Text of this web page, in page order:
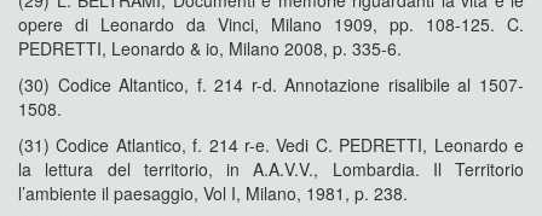
opere di Leonardo da Vinci, Milano 1909, pp. 108-125. C.
PEDRETTI, Leonardo & io, Milano 2008, p. 335-6.
(30) Codice Altantico, f. 214 r-d. Annotazione risalibile al 1507-
1508.
(31) Codice Atlantico, f. 214 r-e. Vedi C. PEDRETTI, Leonardo e
la lettura del territorio, in A.A.V.V., Lombardia. Il Territorio
l’ambiente il paesaggio, Vol I, Milano, 1981, p. 238.